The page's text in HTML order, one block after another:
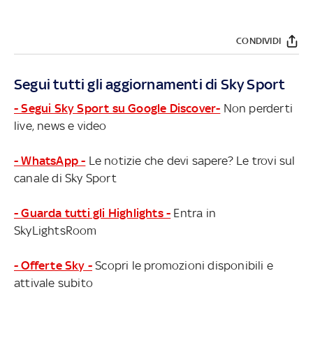
CONDIVIDI
Segui tutti gli aggiornamenti di Sky Sport
- Segui Sky Sport su Google Discover- Non perderti
live, news e video
- WhatsApp - Le notizie che devi sapere? Le trovi sul
canale di Sky Sport
- Guarda tutti gli Highlights - Entra in
SkyLightsRoom
- Offerte Sky - Scopri le promozioni disponibili e
attivale subito